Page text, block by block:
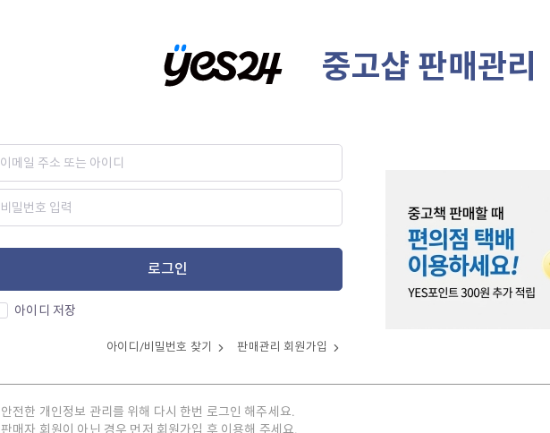
중고샵 판매관리
로그인
아이디 저장
아이디/비밀번호 찾기 판매관리 회원가입
안전한 개인정보 관리를 위해 다시 한번 로그인 해주세요.
판매자 회원이 아닌 경우 먼저 회원가입 후 이용해 주세요.